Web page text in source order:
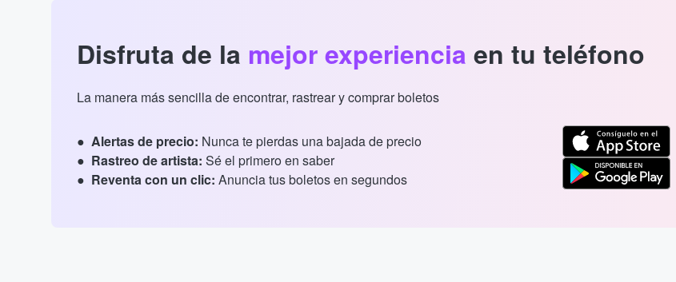
Disfruta de la mejor experiencia en tu teléfono
La manera más sencilla de encontrar, rastrear y comprar boletos
Alertas de precio: Nunca te pierdas una bajada de precio
Rastreo de artista: Sé el primero en saber
Reventa con un clic: Anuncia tus boletos en segundos